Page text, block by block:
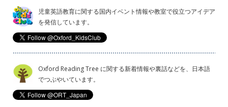
児童英語教育に関する国内イベント情報や教室で役立つアイデア
を発信しています。
Oxford Reading Tree に関する新着情報や裏話などを、日本語
でつぶやいています。